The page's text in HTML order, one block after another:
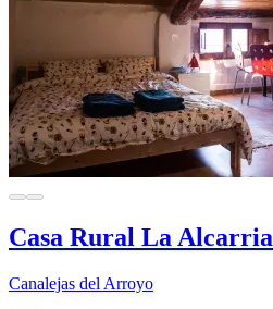
Casa Rural La Alcarria
Canalejas del Arroyo